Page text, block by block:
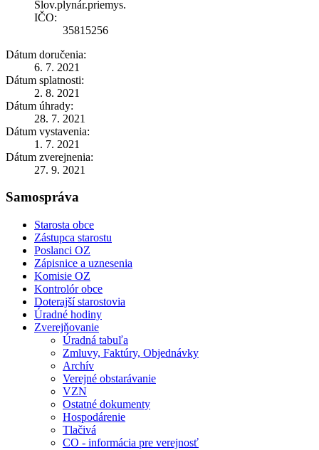
Slov.plynár.priemys.
IČO:
35815256
Dátum doručenia:
6. 7. 2021
Dátum splatnosti:
2. 8. 2021
Dátum úhrady:
28. 7. 2021
Dátum vystavenia:
1. 7. 2021
Dátum zverejnenia:
27. 9. 2021
Samospráva
Starosta obce
Zástupca starostu
Poslanci OZ
Zápisnice a uznesenia
Komisie OZ
Kontrolór obce
Doterajší starostovia
Úradné hodiny
Zverejňovanie
Úradná tabuľa
Zmluvy, Faktúry, Objednávky
Archív
Verejné obstarávanie
VZN
Ostatné dokumenty
Hospodárenie
Tlačivá
CO - informácia pre verejnosť